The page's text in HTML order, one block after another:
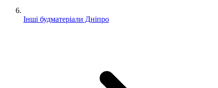
Інші будматеріали Дніпро